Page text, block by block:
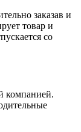
заказав и
товар и
со
компанией.